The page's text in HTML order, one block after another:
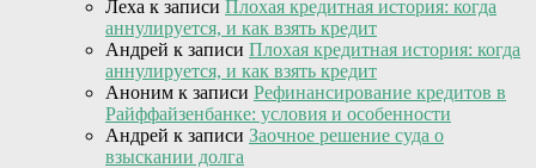
Леха к записи Плохая кредитная история: когда
аннулируется, и как взять кредит
Андрей к записи Плохая кредитная история: когда
аннулируется, и как взять кредит
Аноним к записи Рефинансирование кредитов в
Райффайзенбанке: условия и особенности
Андрей к записи Заочное решение суда о
взыскании долга